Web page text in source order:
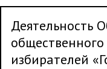
Деятельность
избирателей